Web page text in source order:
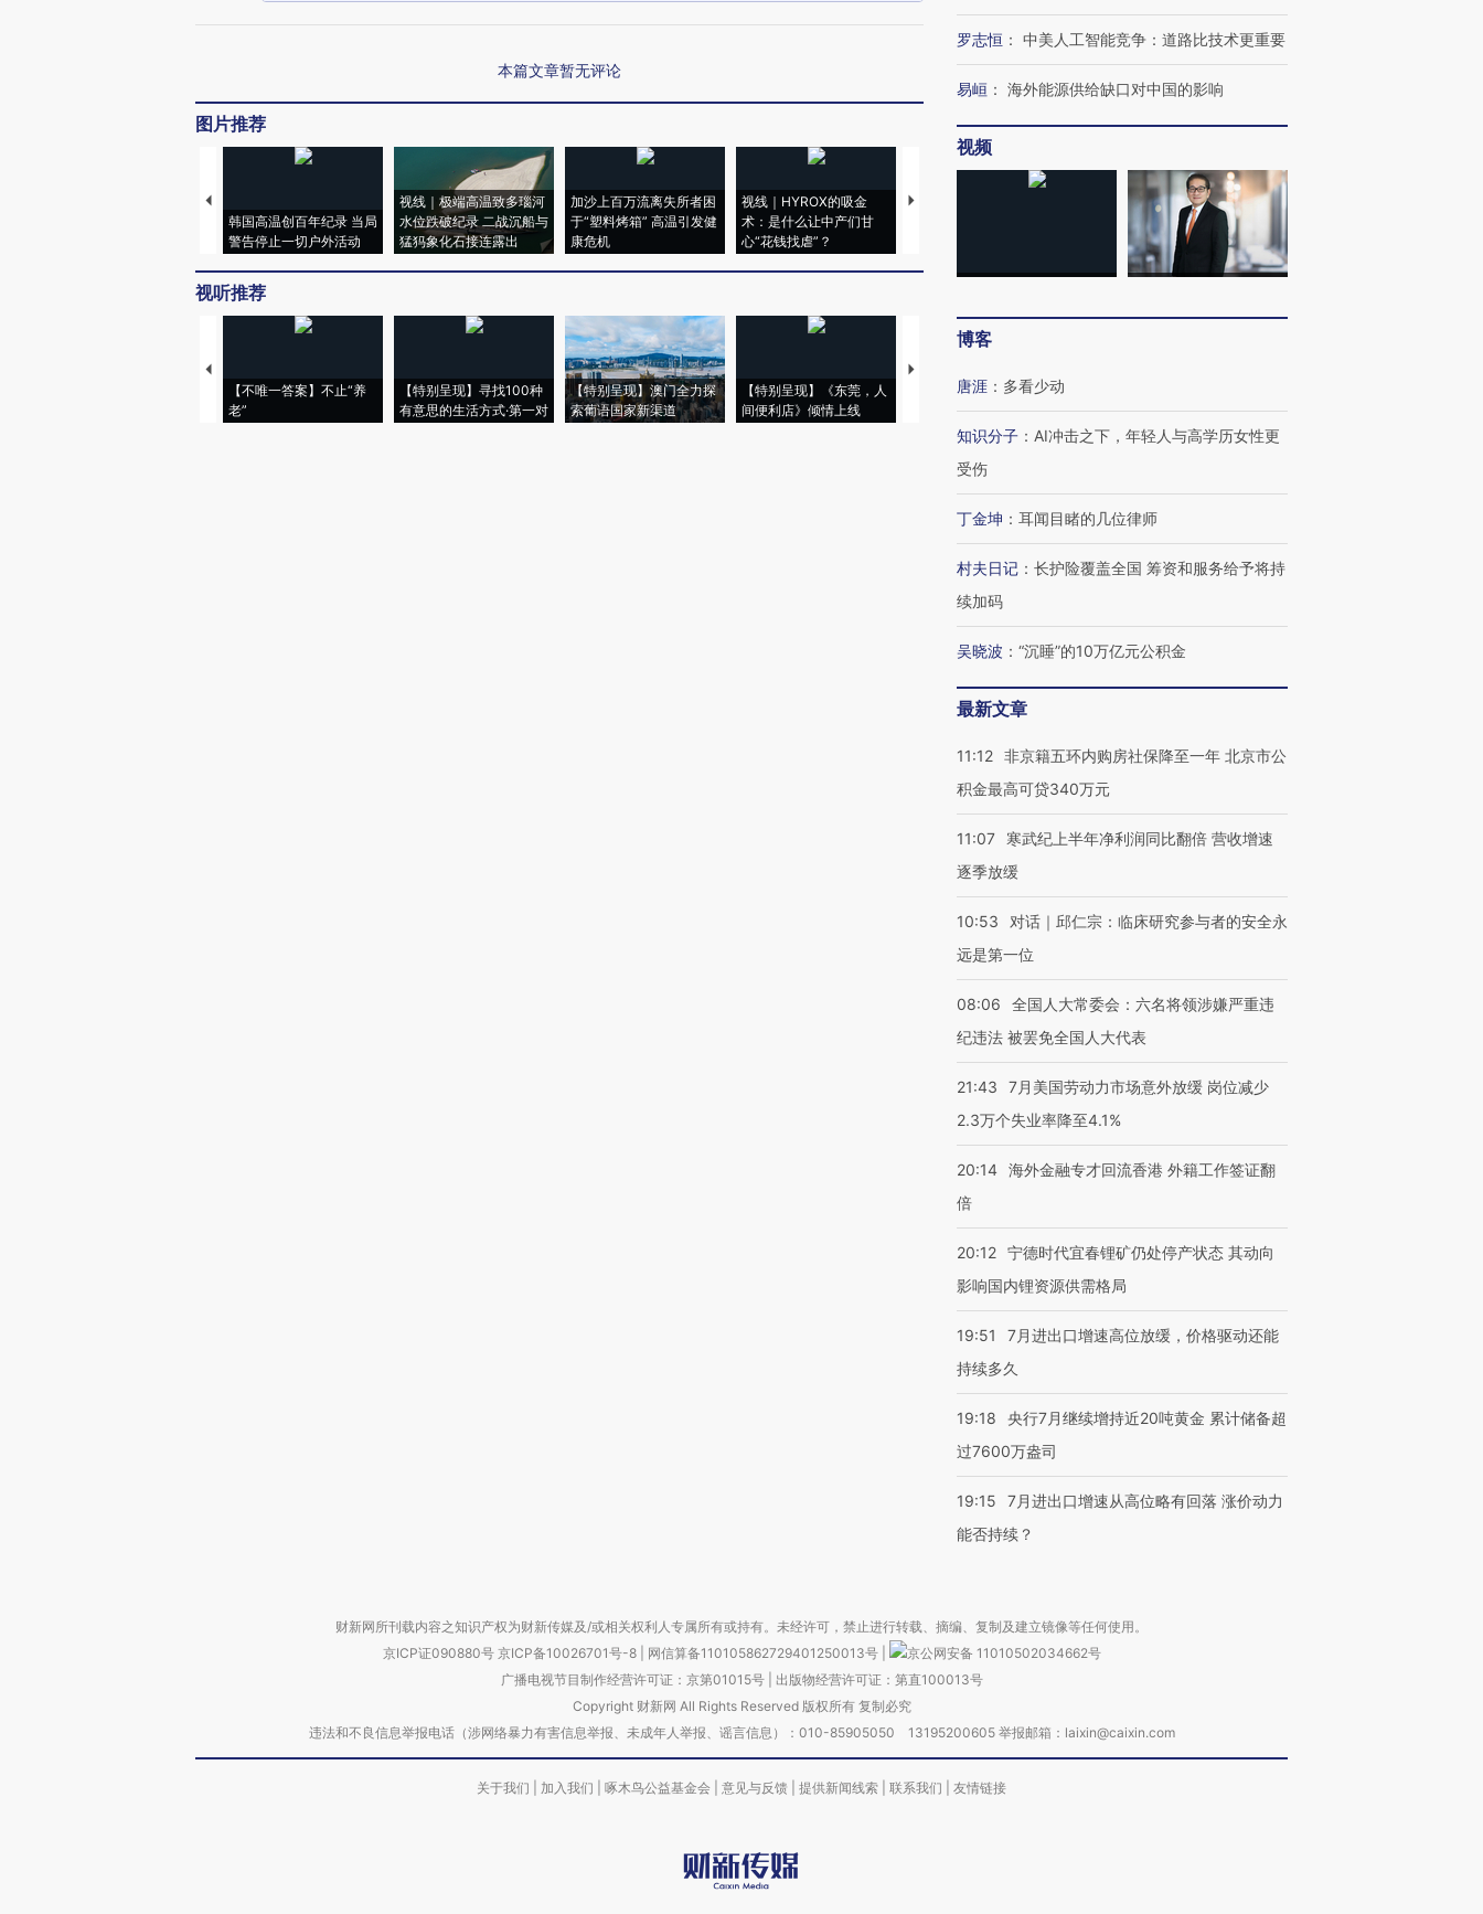
本篇文章暂无评论
图片推荐
韩国高温创百年纪录 当局
警告停止一切户外活动
视线｜极端高温致多瑙河
水位跌破纪录 二战沉船与
猛犸象化石接连露出
加沙上百万流离失所者困
于“塑料烤箱” 高温引发健
康危机
视线｜HYROX的吸金
术：是什么让中产们甘
心“花钱找虐”？
马航飞行员跨国走私7万
视线｜被称为“蟑螂”的印
度Z世代 用街头抗争将教
育部长拱下台
视线｜“入侵”还是“人道危
飞地休达
视听推荐
【不唯一答案】不止“养
老”
【特别呈现】寻找100种
有意思的生活方式·第一对
【特别呈现】澳门全力探
索葡语国家新渠道
【特别呈现】《东莞，人
间便利店》倾情上线
【推广】走进第四届链博
会，让数智科技“链”接产
有意思的生活方式·第三对
住三大增长引擎是什么？
罗志恒 ： 中美人工智能竞争：道路比技术更重要
易峘 ： 海外能源供给缺口对中国的影响
视频
博客
唐涯 ： 多看少动
知识分子 ： AI冲击之下，年轻人与高学历女性更
受伤
丁金坤 ： 耳闻目睹的几位律师
村夫日记 ： 长护险覆盖全国 筹资和服务给予将持
续加码
吴晓波 ： “沉睡”的10万亿元公积金
最新文章
11:12 非京籍五环内购房社保降至一年 北京市公
积金最高可贷340万元
11:07
寒武纪上半年净利润同比翻倍 营收增速
逐季放缓
10:53
对话｜邱仁宗：临床研究参与者的安全永
远是第一位
08:06
全国人大常委会：六名将领涉嫌严重违
纪违法 被罢免全国人大代表
21:43
7月美国劳动力市场意外放缓 岗位减少
2.3万个失业率降至4.1%
20:14 海外金融专才回流香港 外籍工作签证翻
倍
20:12 宁德时代宜春锂矿仍处停产状态 其动向
影响国内锂资源供需格局
19:51
7月进出口增速高位放缓，价格驱动还能
持续多久
19:18
央行7月继续增持近20吨黄金 累计储备超
过7600万盎司
19:15
7月进出口增速从高位略有回落 涨价动力
能否持续？
财新网所刊载内容之知识产权为财新传媒及/或相关权利人专属所有或持有。未经许可，禁止进行转载、摘编、复制及建立镜像等任何使用。
京ICP证090880号 京ICP备10026701号-8 网信算备110105862729401250013号
京公网安备 11010502034662号
广播电视节目制作经营许可证：京第01015号| 出版物经营许可证：第直100013号
Copyright 财新网 All Rights Reserved 版权所有 复制必究
违法和不良信息举报电话（涉网络暴力有害信息举报、未成年人举报、谣言信息）：010-85905050 13195200605 举报邮箱：laixin@caixin.com
关于我们 加入我们 啄木鸟公益基金会 意见与反馈 提供新闻线索 联系我们 友情链接